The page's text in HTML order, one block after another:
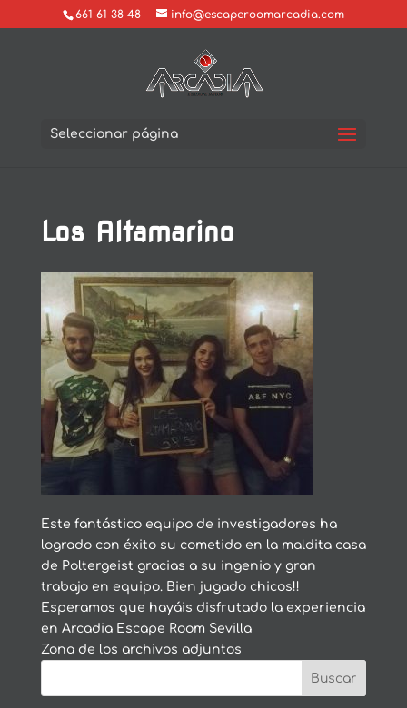
661 61 38 48 info@escaperoomarcadia.com
Seleccionar página
Los Altamarino
Este fantástico equipo de investigadores ha
logrado con éxito su cometido en la maldita casa
de Poltergeist gracias a su ingenio y gran
trabajo en equipo. Bien jugado chicos!!
Esperamos que hayáis disfrutado la experiencia
en Arcadia Escape Room Sevilla
Zona de los archivos adjuntos